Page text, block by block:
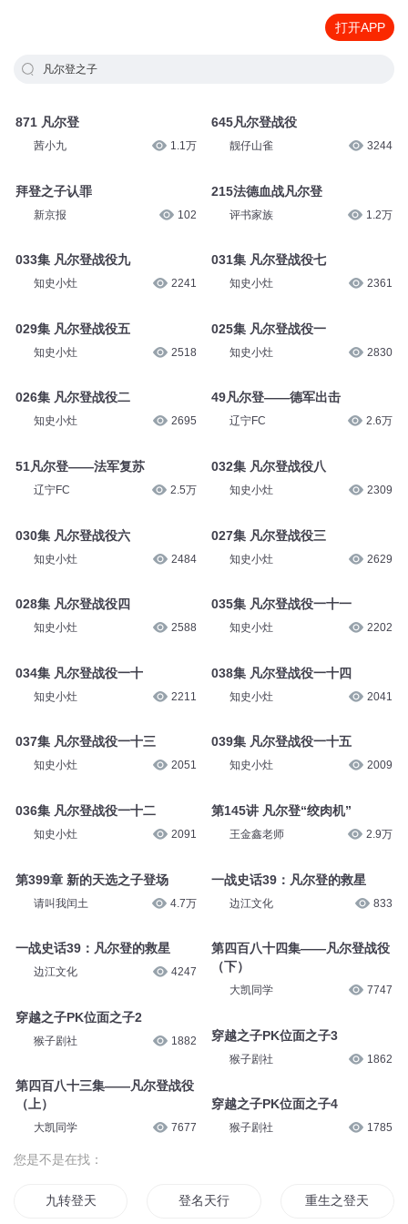
打开APP
凡尔登之子
871 凡尔登
茜小九 1.1万
拜登之子认罪
新京报 102
033集 凡尔登战役九
知史小灶 2241
029集 凡尔登战役五
知史小灶 2518
026集 凡尔登战役二
知史小灶 2695
51凡尔登——法军复苏
辽宁FC 2.5万
030集 凡尔登战役六
知史小灶 2484
028集 凡尔登战役四
知史小灶 2588
034集 凡尔登战役一十
知史小灶 2211
037集 凡尔登战役一十三
知史小灶 2051
036集 凡尔登战役一十二
知史小灶 2091
第399章 新的天选之子登场
请叫我闰土 4.7万
一战史话39：凡尔登的救星
边江文化 4247
穿越之子PK位面之子2
猴子剧社 1882
第四百八十三集——凡尔登战役
（上）
大凯同学 7677
645凡尔登战役
靓仔山雀 3244
215法德血战凡尔登
评书家族 1.2万
031集 凡尔登战役七
知史小灶 2361
025集 凡尔登战役一
知史小灶 2830
49凡尔登——德军出击
辽宁FC 2.6万
032集 凡尔登战役八
知史小灶 2309
027集 凡尔登战役三
知史小灶 2629
035集 凡尔登战役一十一
知史小灶 2202
038集 凡尔登战役一十四
知史小灶 2041
039集 凡尔登战役一十五
知史小灶 2009
第145讲 凡尔登“绞肉机”
王金鑫老师 2.9万
一战史话39：凡尔登的救星
边江文化 833
第四百八十四集——凡尔登战役
（下）
大凯同学 7747
穿越之子PK位面之子3
猴子剧社 1862
穿越之子PK位面之子4
猴子剧社 1785
您是不是在找：
九转登天 登名天行 重生之登天路